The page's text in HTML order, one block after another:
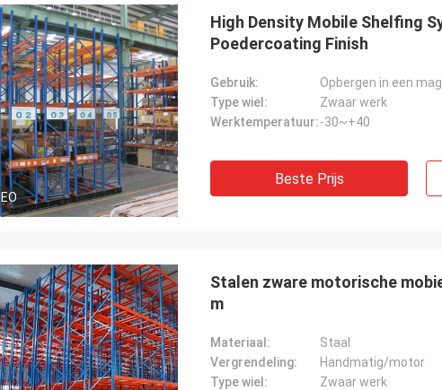
High Density Mobile Shelfing
Poedercoating Finish
Gebruik:
Opbergen in een
Type wiel:
Zwaar werk
Werktemperatuur:-30~+40
Beste Prijs
Stalen zware motorische
m
Materiaal:
Staal
Vergrendeling:
Handmatig/motor
Type wiel:
Zwaar werk